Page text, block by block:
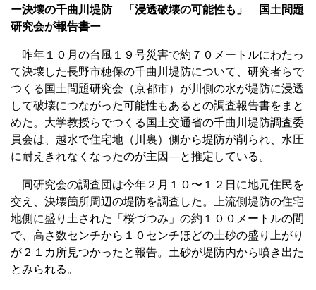
ー決壊の千曲川堤防 「浸透破壊の可能性も」 国土問題
研究会が報告書ー
昨年１０月の台風１９号災害で約７０メートルにわたっ
て決壊した長野市穂保の千曲川堤防について、研究者らで
つくる国土問題研究会（京都市）が川側の水が堤防に浸透
して破壊につながった可能性もあるとの調査報告書をまと
めた。大学教授らでつくる国土交通省の千曲川堤防調査委
員会は、越水で住宅地（川裏）側から堤防が削られ、水圧
に耐えきれなくなったのが主因―と推定している。
同研究会の調査団は今年２月１０〜１２日に地元住民を
交え、決壊箇所周辺の堤防を調査した。上流側堤防の住宅
地側に盛り土された「桜づつみ」の約１００メートルの間
で、高さ数センチから１０センチほどの土砂の盛り上がり
が２１カ所見つかったと報告。土砂が堤防内から噴き出た
とみられる。